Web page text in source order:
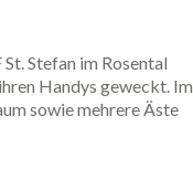
Stefan im Rosental
Handys geweckt. Im
sowie mehrere Äste